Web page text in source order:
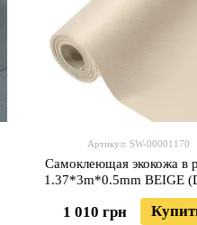
Артикул: SW-00001170
Самоклеющая экокожа в
1.37*3m*0.5mm BEIGE
00001170
1 010 грн